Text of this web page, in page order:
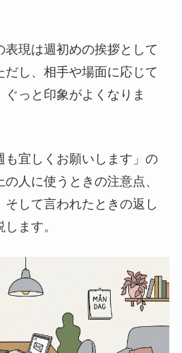
現は週初めの挨拶として
だし、相手や場面に応じて
っと印象がよくなりま
も宜しくお願いします」の
人に使うときの注意点、
そして言われたときの返し
ます。